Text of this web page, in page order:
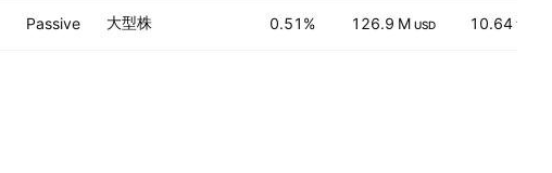
Passive 大型株 0.51% 126.9 M USD 10.64 THB